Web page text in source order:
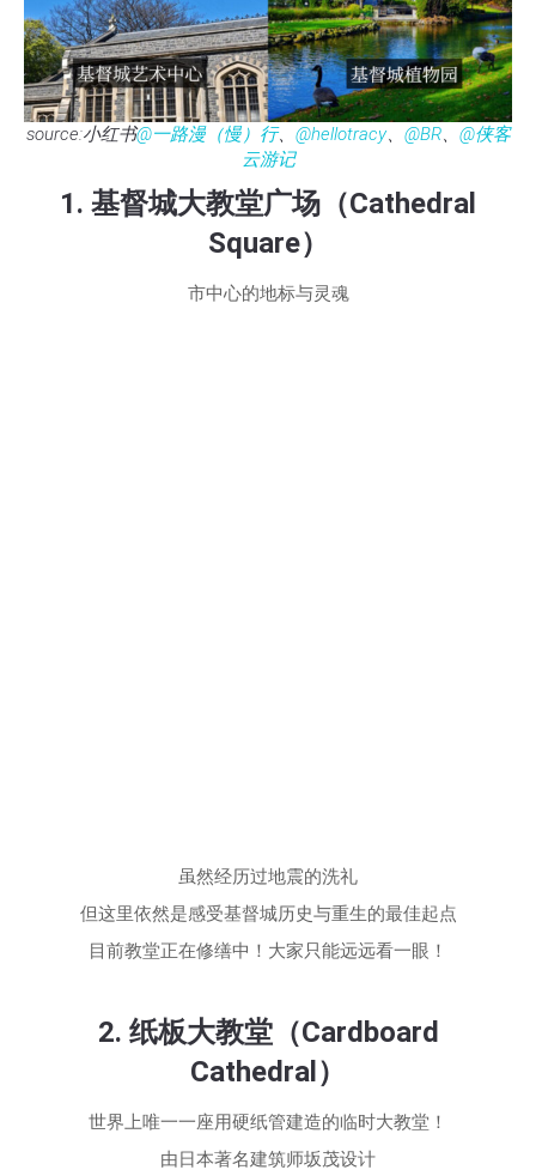
source:小红书@一路漫（慢）行、 @hellotracy、 @BR、 @侠客
云游记
1. 基督城大教堂广场（Cathedral
Square）
市中心的地标与灵魂
虽然经历过地震的洗礼
但这里依然是感受基督城历史与重生的最佳起点
目前教堂正在修缮中！大家只能远远看一眼！
2. 纸板大教堂（Cardboard
Cathedral）
世界上唯一一座用硬纸管建造的临时大教堂！
由日本著名建筑师坂茂设计